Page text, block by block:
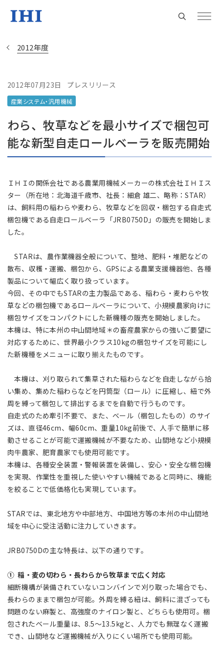
現在は日本サイトをご利用中です
米州 (English)
アジア大洋州 (English)
その他
海外事務所
海外現地法人/合弁会社
2012年度
2012年07月23日 プレスリリース
産業システム・汎用機械
わら、牧草などを最小サイズで梱包可
能な新型自走ロールベーラを販売開始
ＩＨＩの関係会社である農業用機械メーカーの株式会社ＩＨＩス
ター（所在地：北海道千歳市、社長：細倉 雄二、略称：STAR）
は、飼料用の稲わらや麦わら、牧草などを回収・梱包する自走式
梱包機である自走ロールベーラ「JRB0750D」の販売を開始しま
した。
STARは、農作業機器全般について、整地、肥料・堆肥などの
散布、収穫・運搬、梱包から、GPSによる農業支援機器他、各種
製品について幅広く取り扱っています。
今回、その中でもSTARの主力製品である、稲わら・麦わらや牧
草などの梱包機であるロールベーラについて、小規模農家向けに
梱包サイズをコンパクトにした新機種の販売を開始しました。
本機は、特に本州の中山間地域＊の畜産農家からの強いご要望に
対応するために、世界最小クラス10kgの梱包サイズを可能にし
た新機種をメニューに取り揃えたものです。
本機は、刈り取られて集草された稲わらなどを自走しながら拾
い集め、集めた稲わらなどを円筒型（ロール）に圧縮し、紐で外
周を縛って梱包して排出するまでを自動で行うものです。
自走式のため牽引不要で、また、ベール（梱包したもの）のサイ
ズは、直径46cm、幅60cm、重量10kg前後で、人手で簡単に移
動させることが可能で運搬機械が不要なため、山間地など小規模
肉牛農家、肥育農家でも使用可能です。
本機は、各種安全装置・警報装置を装備し、安心・安全な梱包機
を実現、作業性を重視した使いやすい機械であると同時に、機能
を絞ることで低価格化も実現しています。
STARでは、東北地方や中部地方、中国地方等の本州の中山間地
域を中心に受注活動に注力していきます。
JRB0750Dの主な特長は、以下の通りです。
① 稲・麦の切わら・長わらから牧草まで広く対応
細断機構が装備されていないコンバインで刈り取った場合でも、
長わらのままで梱包が可能。外周を縛る紐は、飼料に混ざっても
問題のない麻製と、高強度のナイロン製と、どちらも使用可。梱
包されたベール重量は、8.5～13.5kgと、人力でも無理なく運搬
でき、山間地など運搬機械が入りにくい場所でも使用可能。